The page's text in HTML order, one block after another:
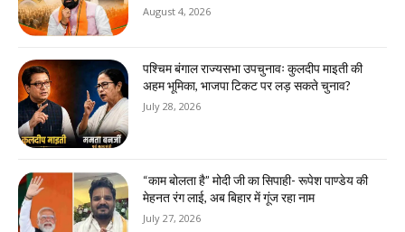
August 4, 2026
पश्चिम बंगाल राज्यसभा उपचुनावः कुलदीप माइती की
अहम भूमिका, भाजपा टिकट पर लड़ सकते चुनाव?
July 28, 2026
“काम बोलता है” मोदी जी का सिपाही- रूपेश पाण्डेय की
मेहनत रंग लाई, अब बिहार में गूंज रहा नाम
July 27, 2026